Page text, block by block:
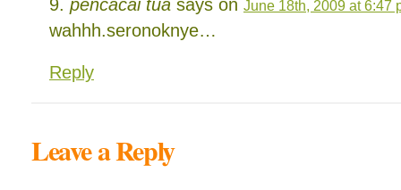
pencacai tua says on June 18th, 2009 at 6:47
wahhh.seronoknye…
Reply
Leave a Reply